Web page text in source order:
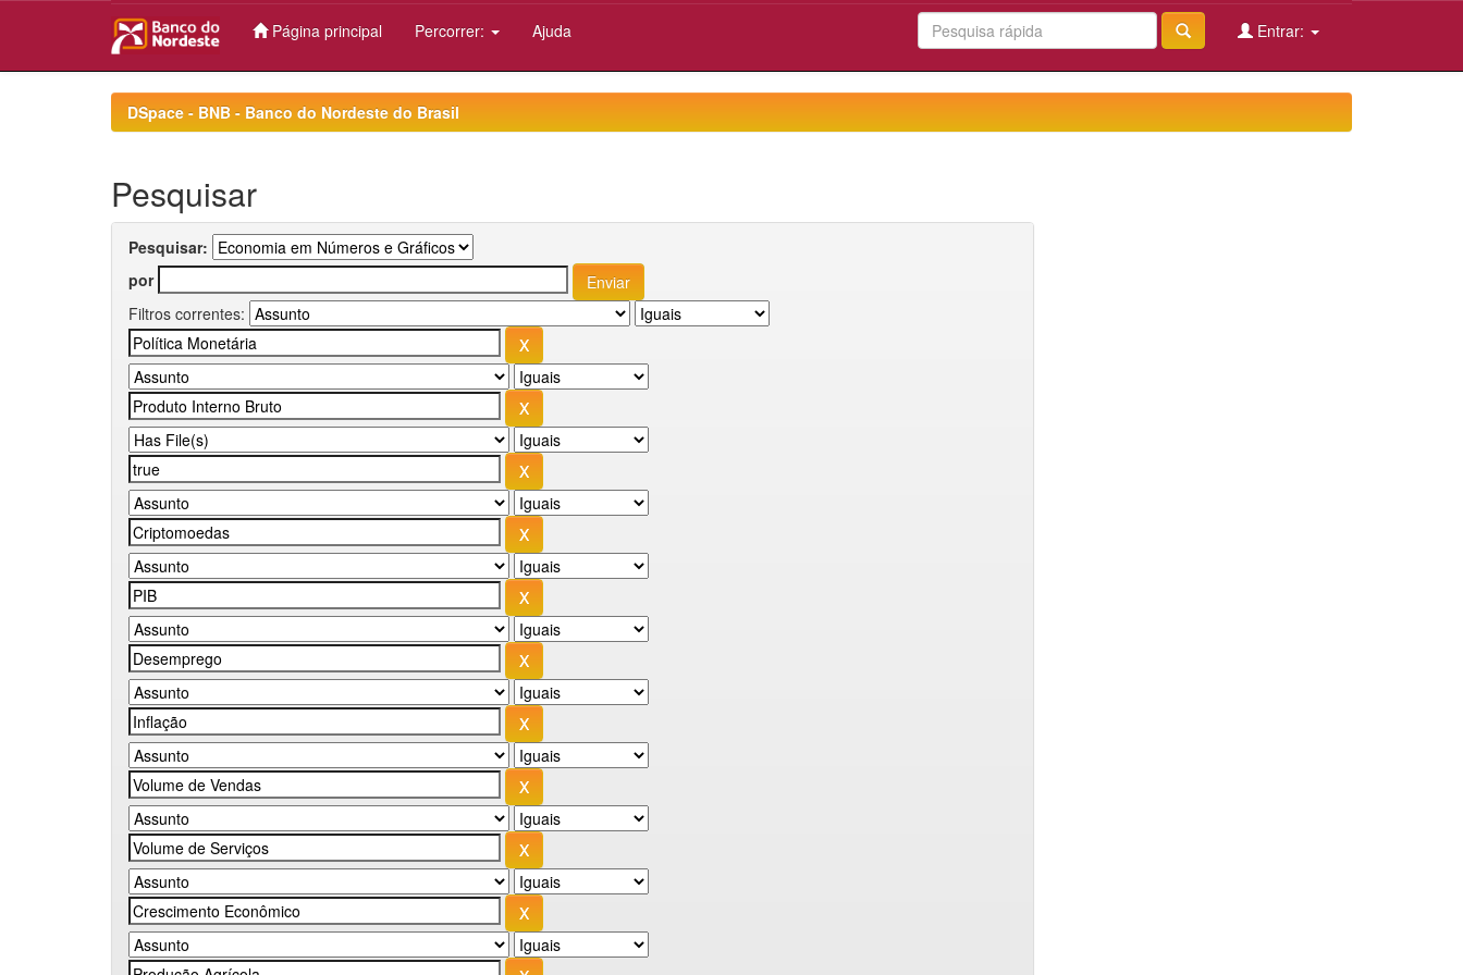
Página principal Percorrer: Ajuda Entrar:
DSpace - BNB - Banco do Nordeste do Brasil
Pesquisar
Pesquisar:
por
Filtros correntes: